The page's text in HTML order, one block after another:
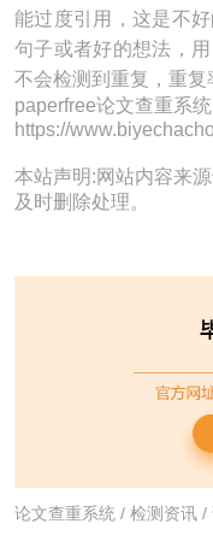
能过度引用，这是不
句子或者好的想法，
不会检测到重复，重复
paperfree论文查重系统
https://
本站声明:网站内容来
及时删除处理。
论文查重系统 / 检测资讯 /